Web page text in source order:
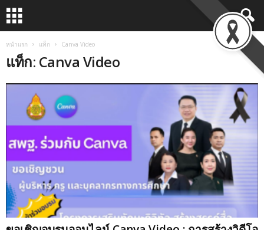
หน้าแรก แท็ก Canva Video
แท็ก: Canva Video